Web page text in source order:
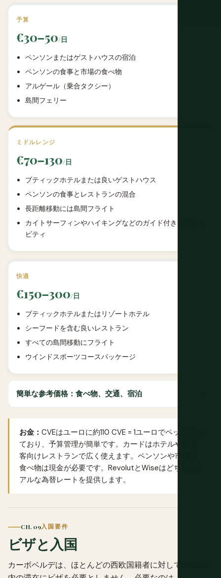
予算
€30–50/日
ペンソンまたはゲストハウスの宿泊
ペンソンの食事と市場の食べ物
アルゲール（乗合タクシー）
島間フェリー
ミドルレンジ
€70–130/日
ブティックホテルまたは良いゲストハウス
ペンソンの食事とレストランの混合
長距離移動には島間フライト
カイトサーフィンやハイキングなどのガイド付きアクティ
ビティ
快適
€150–300/日
ブティックホテルまたはリゾートホテル
シーフードを含む良いレストラン
すべての島間移動にフライト
ウインドスポーツコースパッケージ
簡単な参考価格：食べ物、交通、宿泊
お金： CVEはユーロに約110 CVE = 1ユーロでペッグされ
ており、予算管理が簡単です。カードはホテルや観光
客向けレストランで広く使えます。ペンソンや市場の
食べ物は現金が必要です。 RevolutとWiseはどちらもリ
アルな為替レートを提供します。
CH. 09入国要件
ビザと入国
カーボベルデは、ほとんどの西欧国籍者に対して30日以